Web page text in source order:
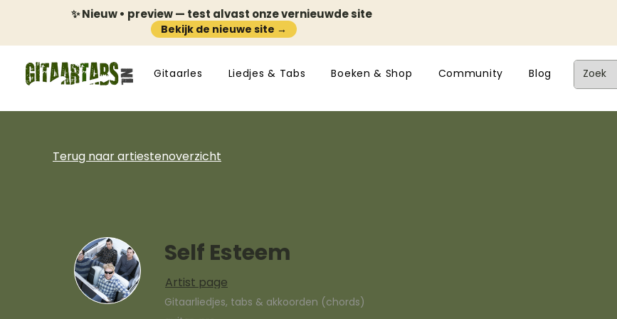
✨ Nieuw • preview — test alvast onze vernieuwde site
Bekijk de nieuwe site →
Gitaarles Liedjes & Tabs Boeken & Shop Community Blog
Terug naar artiestenoverzicht
Self Esteem
Artist page
Gitaarliedjes, tabs & akkoorden (chords)